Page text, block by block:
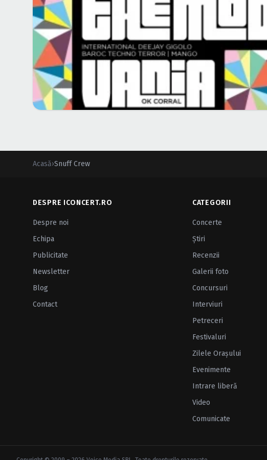
Acasă›Snuff Crew
DESPRE ICONCERT.RO
Despre noi
Echipa
Publicitate
Newsletter
Blog
Contact
CATEGORII
Concerte
Ştiri
Recenzii
Galerii foto
Concursuri
Interviuri
Petreceri
Festivaluri
Zilele Oraşului
Evenimente
Intrare liberă
Video
Comunicate